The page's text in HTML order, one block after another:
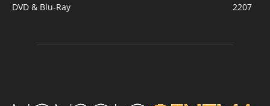
DVD & Blu-Ray
2207